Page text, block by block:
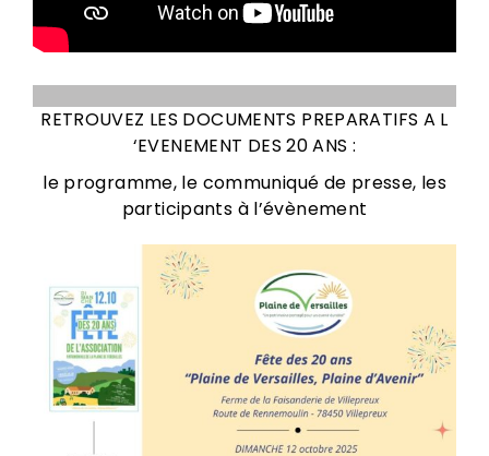
RETROUVEZ LES DOCUMENTS PREPARATIFS A L
‘EVENEMENT DES 20 ANS :
le programme, le communiqué de presse, les
participants à l’évènement